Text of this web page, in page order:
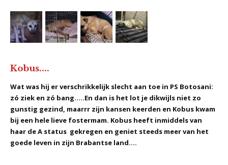
Kobus....
Wat was hij er verschrikkelijk slecht aan toe in PS Botosani:
zó ziek en zó bang.....En dan is het lot je dikwijls niet zo
gunstig gezind, maarrr zijn kansen keerden en Kobus kwam
bij een hele lieve fostermam. Kobus heeft inmiddels van
haar de A status gekregen en geniet steeds meer van het
goede leven in zijn Brabantse land....